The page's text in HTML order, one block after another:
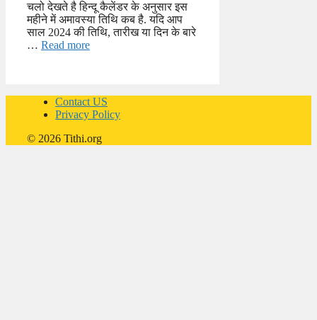
चलो देखते है हिन्दू कैलेंडर के अनुसार इस
महीने में अमावस्या तिथि कब है. यदि आप
साल 2024 की तिथि, तारीख या दिन के बारे
… Read more
Contact US
Privacy Policy
© 2026 Tithi.org